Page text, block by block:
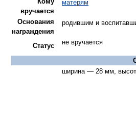
вручается
матерям
Основания
награждения
родившим и
Статус не вручается
ширина — 28 мм,